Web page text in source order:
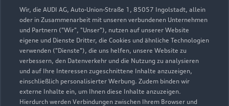
Wir, die AUDI AG, Auto-Union-Straße 1, 85057 Ingolstadt, allein
oder in Zusammenarbeit mit unseren verbundenen Unternehmen
und Partnern ("Wir", "Unser"), nutzen auf unserer Website
eigene und Dienste Dritter, die Cookies und ähnliche Technologien
verwenden ("Dienste"), die uns helfen, unsere Website zu
verbessern, den Datenverkehr und die Nutzung zu analysieren
und auf Ihre Interessen zugeschnittene Inhalte anzuzeigen,
einschließlich personalisierter Werbung. Zudem binden wir
externe Inhalte ein, um Ihnen diese Inhalte anzuzeigen.
Hierdurch werden Verbindungen zwischen Ihrem Browser und
komfortables Laden von Mobiltelefonen, Tablets
oder Laptops.
Zur Audi Shopping World